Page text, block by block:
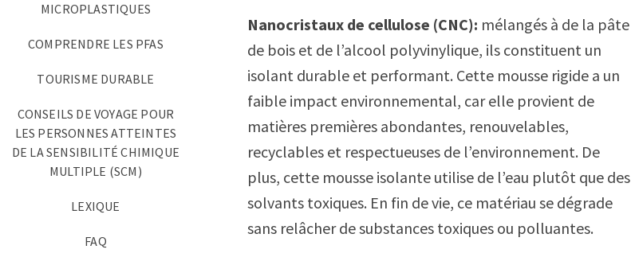
MICROPLASTIQUES
COMPRENDRE LES PFAS
TOURISME DURABLE
CONSEILS DE VOYAGE POUR
LES PERSONNES ATTEINTES
DE LA SENSIBILITÉ CHIMIQUE
MULTIPLE (SCM)
LEXIQUE
FAQ
Nanocristaux de cellulose (CNC): mélangés à de la pâte
de bois et de l’alcool polyvinylique, ils constituent un
isolant durable et performant. Cette mousse rigide a un
faible impact environnemental, car elle provient de
matières premières abondantes, renouvelables,
recyclables et respectueuses de l’environnement. De
plus, cette mousse isolante utilise de l’eau plutôt que des
solvants toxiques. En fin de vie, ce matériau se dégrade
sans relâcher de substances toxiques ou polluantes.